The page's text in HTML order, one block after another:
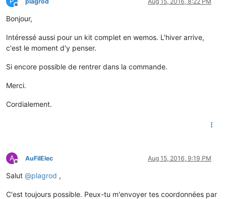
Offline
Bonjour,
Intéressé aussi pour un kit complet en wemos. L'hiver arrive,
c'est le moment d'y penser.
Si encore possible de rentrer dans la commande.
Merci.
Cordialement.
A
Offline
AuFilElec Aug 15, 2016, 9:19 PM
Salut @plagrod ,
C'est toujours possible. Peux-tu m'envoyer tes coordonnées par